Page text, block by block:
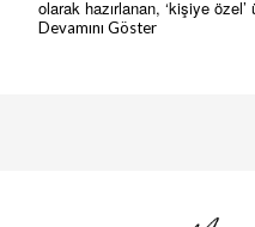
olarak hazırlanan, ‘kişiye özel’
Devamını Göster